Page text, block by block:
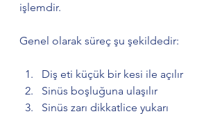
işlemdir.
Genel olarak süreç şu şekildedir:
Diş eti küçük bir kesi ile açılır
Sinüs boşluğuna ulaşılır
Sinüs zarı dikkatlice yukarı